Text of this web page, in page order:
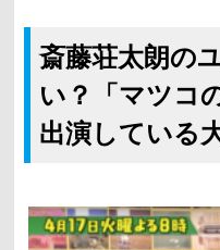
斎藤荘太朗の
い？「マツコ
出演している